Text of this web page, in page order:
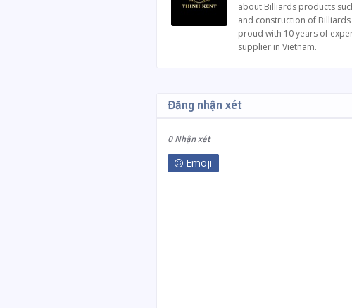
about Billiards products
and construction of
proud with 10 years of
supplier in Vietnam.
Đăng nhận xét
0 Nhận xét
Emoji